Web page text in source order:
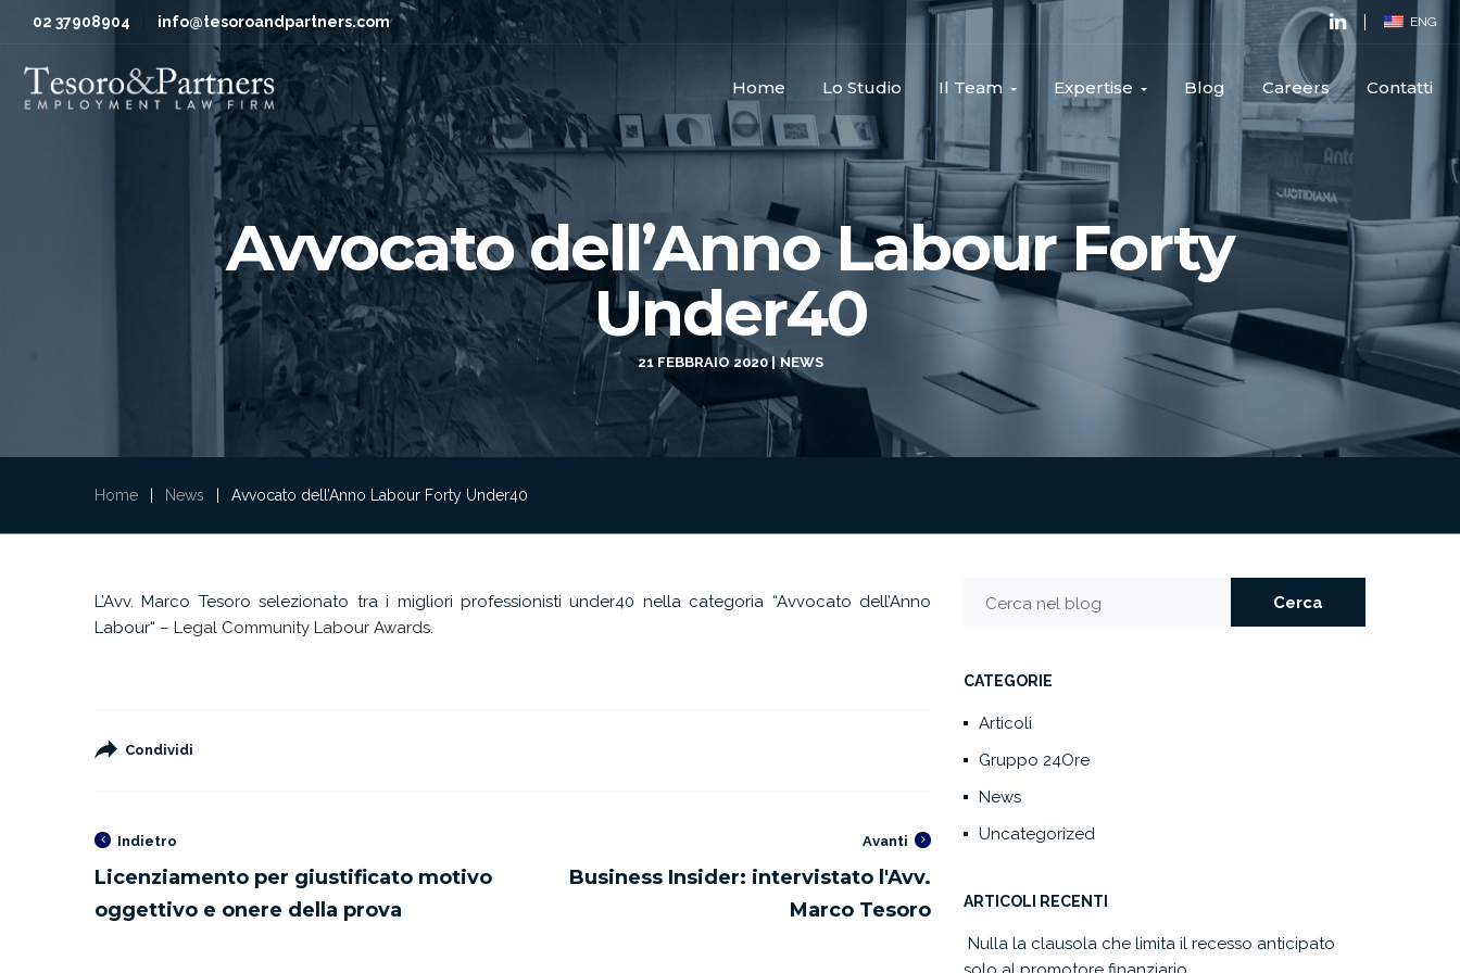
02 37908904 info@tesoroandpartners.com ENG
Home Lo Studio Il Team Expertise Blog Careers Contatti
Avvocato dell’Anno Labour Forty
Under40
21 FEBBRAIO 2020 NEWS
Home News Avvocato dell’Anno Labour Forty Under40
L’Avv. Marco Tesoro selezionato tra i migliori professionisti under40 nella categoria “Avvocato dell’Anno
Labour“ – Legal Community Labour Awards.
Condividi
Indietro Avanti
Cerca nel blog Cerca
CATEGORIE
Articoli
Gruppo 24Ore
News
Uncategorized
ARTICOLI RECENTI
Nulla la clausola che limita il recesso anticipato